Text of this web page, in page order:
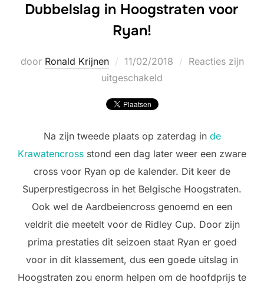
Dubbelslag in Hoogstraten voor
Ryan!
door Ronald Krijnen
Geplaatst
op
11/02/2018
Reacties zijn
uitgeschakeld
Na zijn tweede plaats op zaterdag in de
Krawatencross stond een dag later weer een zware
cross voor Ryan op de kalender. Dit keer de
Superprestigecross in het Belgische Hoogstraten.
Ook wel de Aardbeiencross genoemd en een
veldrit die meetelt voor de Ridley Cup. Door zijn
prima prestaties dit seizoen staat Ryan er goed
voor in dit klassement, dus een goede uitslag in
Hoogstraten zou enorm helpen om de hoofdprijs te